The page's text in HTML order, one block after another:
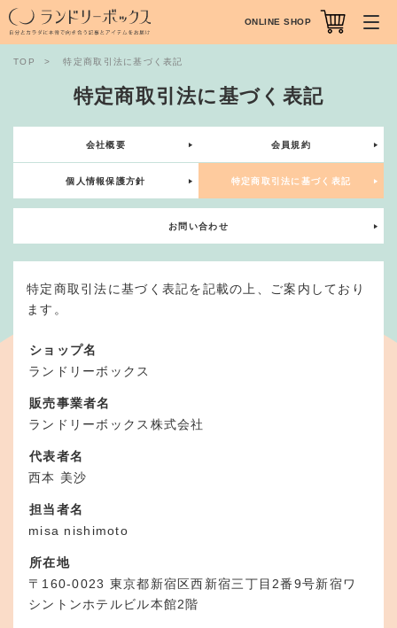
TOP 特定商取引法に基づく表記
特定商取引法に基づく表記
会社概要 会員規約
個人情報保護方針 特定商取引法に基づく表記
お問い合わせ
特定商取引法に基づく表記を記載の上、ご案内しており
ます。
ショップ名
ランドリーボックス
販売事業者名
ランドリーボックス株式会社
代表者名
西本 美沙
担当者名
misa nishimoto
所在地
〒160-0023 東京都新宿区西新宿三丁目2番9号新宿ワ
シントンホテルビル本館2階
ONLINE SHOP